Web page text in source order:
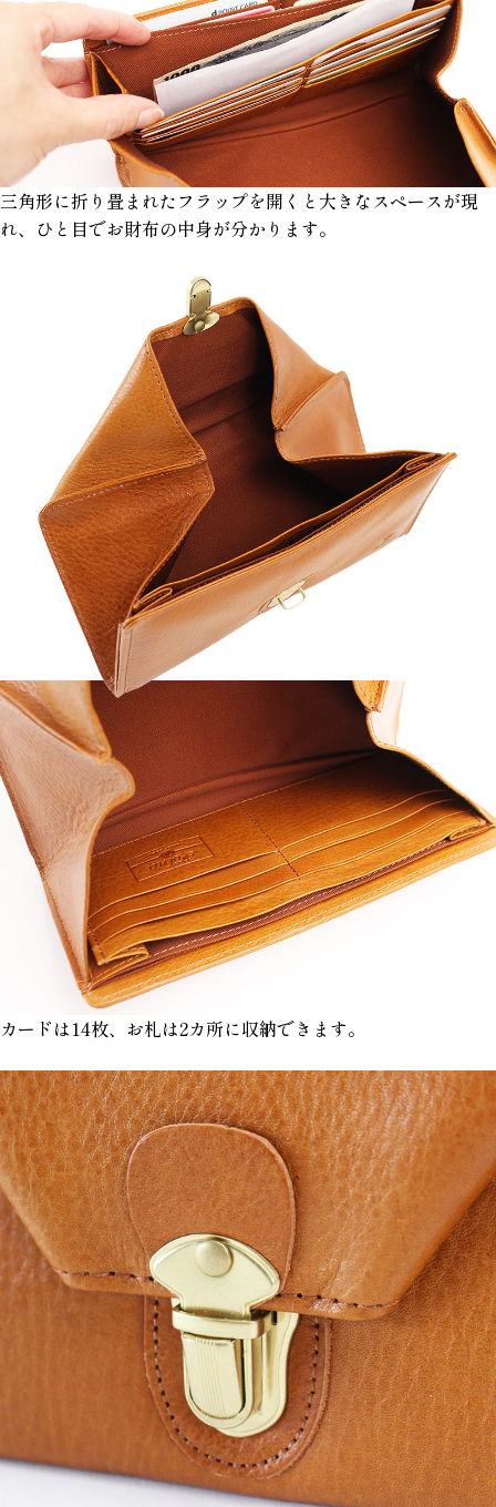
三角形に折り畳まれたフラップを開くと大きなスペースが現
れ、ひと目でお財布の中身が分かります。
カードは14枚、お札は2カ所に収納できます。